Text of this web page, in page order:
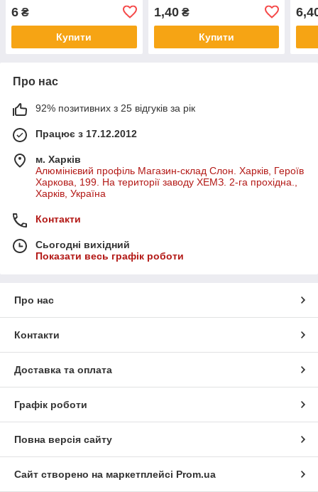
6 ₴
Купити
1,40₴
Купити
Про нас
92% позитивних з 25 відгуків за рік
Працює з 17.12.2012
м. Харків
Алюмінієвий профіль Магазин-склад Слон. Харків, Героїв
Харкова, 199. На території заводу ХЕМЗ. 2-га прохідна.,
Харків, Україна
Контакти
Сьогодні вихідний
Показати весь графік роботи
Про нас
Контакти
Доставка та оплата
Графік роботи
Повна версія сайту
Сайт створено на маркетплейсі Prom.ua